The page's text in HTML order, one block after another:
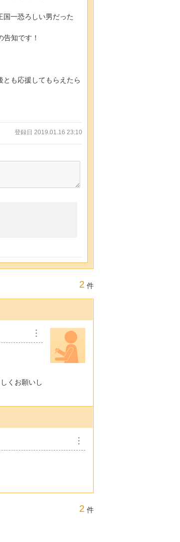
一恐ろしい男だった
知です！
とも応援してもらえたら
登録日 2019.01.16 23:10
2 件
︙
くお願いし
︙
2 件